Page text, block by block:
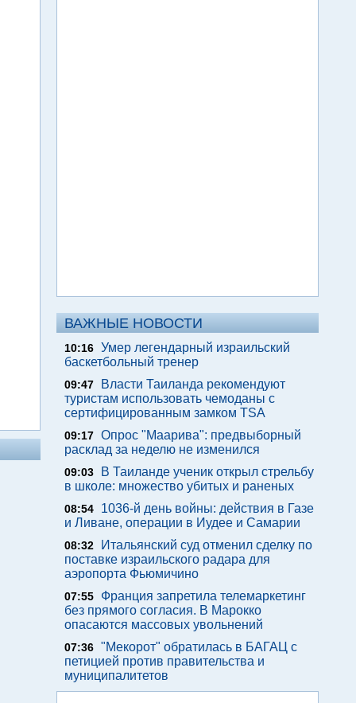
ВАЖНЫЕ НОВОСТИ
10:16 Умер легендарный израильский
баскетбольный тренер
09:47
Власти Таиланда рекомендуют
туристам использовать чемоданы с
сертифицированным замком TSA
09:17 Опрос "Mаарива": предвыборный
расклад за неделю не изменился
09:03
В Таиланде ученик открыл стрельбу
в школе: множество убитых и раненых
08:54
1036-й день войны: действия в Газе
и Ливане, операции в Иудее и Самарии
08:32
Итальянский суд отменил сделку по
поставке израильского радара для
аэропорта Фьюмичино
07:55
Франция запретила телемаркетинг
без прямого согласия. В Марокко
опасаются массовых увольнений
07:36 "Мекорот" обратилась в БАГАЦ с
петицией против правительства и
муниципалитетов